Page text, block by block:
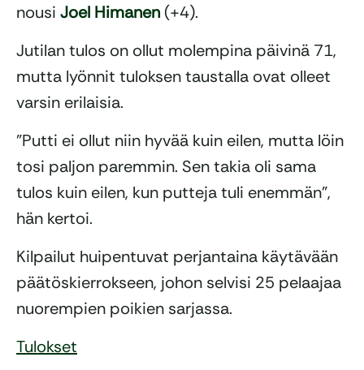
nousi Joel Himanen(+4).
Jutilan tulos on ollut molempina päivinä 71,
mutta lyönnit tuloksen taustalla ovat olleet
varsin erilaisia.
”Putti ei ollut niin hyvää kuin eilen, mutta löin
tosi paljon paremmin. Sen takia oli sama
tulos kuin eilen, kun putteja tuli enemmän”,
hän kertoi.
Kilpailut huipentuvat perjantaina käytävään
päätöskierrokseen, johon selvisi 25 pelaajaa
nuorempien poikien sarjassa.
Tulokset